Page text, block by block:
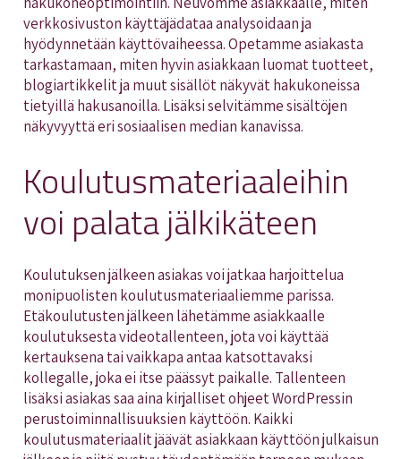
verkkosivuston käyttäjädataa analysoidaan ja
hyödynnetään käyttövaiheessa. Opetamme asiakasta
tarkastamaan, miten hyvin asiakkaan luomat tuotteet,
blogiartikkelit ja muut sisällöt näkyvät hakukoneissa
tietyillä hakusanoilla. Lisäksi selvitämme sisältöjen
näkyvyyttä eri sosiaalisen median kanavissa.
Koulutusmateriaaleihin
voi palata jälkikäteen
Koulutuksen jälkeen asiakas voi jatkaa harjoittelua
monipuolisten koulutusmateriaaliemme parissa.
Etäkoulutusten jälkeen lähetämme asiakkaalle
koulutuksesta videotallenteen, jota voi käyttää
kertauksena tai vaikkapa antaa katsottavaksi
kollegalle, joka ei itse päässyt paikalle. Tallenteen
lisäksi asiakas saa aina kirjalliset ohjeet WordPressin
perustoiminnallisuuksien käyttöön. Kaikki
koulutusmateriaalit jäävät asiakkaan käyttöön julkaisun